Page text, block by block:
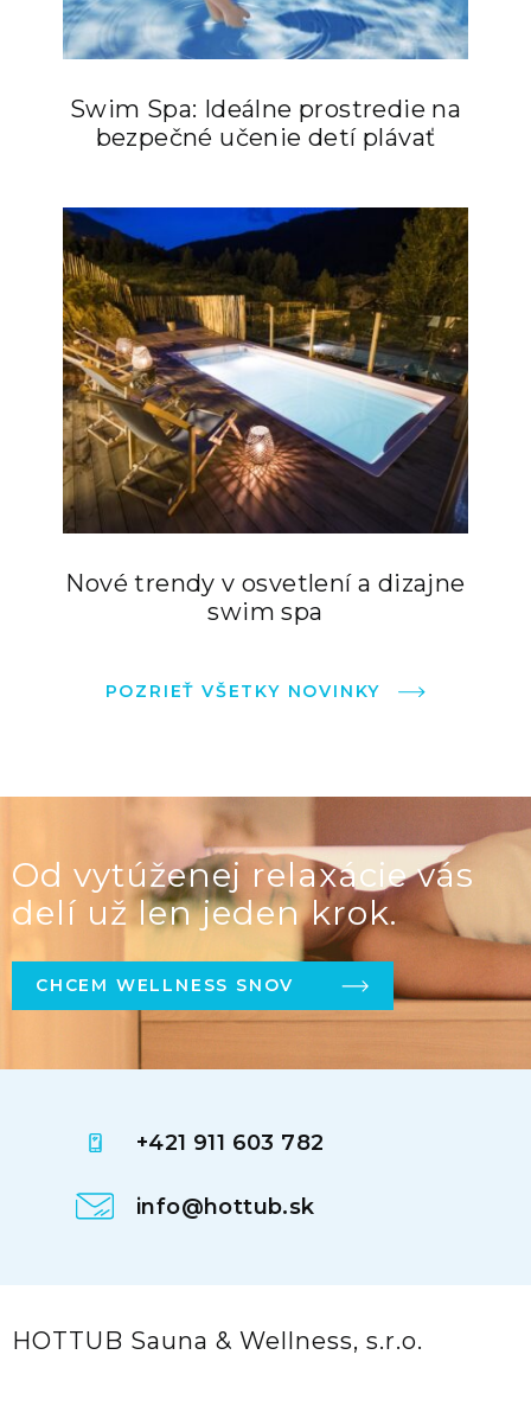
Swim Spa: Ideálne prostredie na
bezpečné učenie detí plávať
Nové trendy v osvetlení a dizajne
swim spa
POZRIEŤ VŠETKY NOVINKY
Od vytúženej relaxácie vás
delí už len jeden krok.
CHCEM WELLNESS SNOV
+421 911 603 782
info@hottub.sk
HOTTUB Sauna & Wellness, s.r.o.